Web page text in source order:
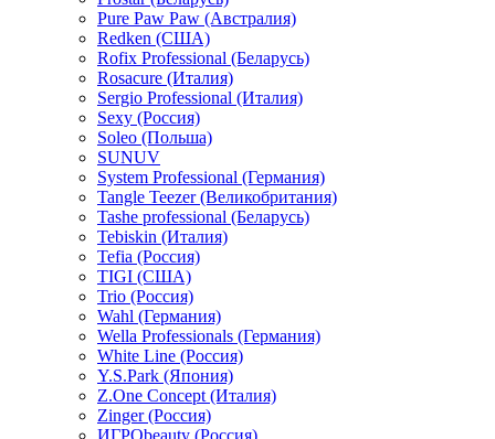
Pure Paw Paw (Австралия)
Redken (США)
Rofix Professional (Беларусь)
Rosacure (Италия)
Sergio Professional (Италия)
Sexy (Россия)
Soleo (Польша)
SUNUV
System Professional (Германия)
Tangle Teezer (Великобритания)
Tashe professional (Беларусь)
Tebiskin (Италия)
Tefia (Россия)
TIGI (США)
Trio (Россия)
Wahl (Германия)
Wella Professionals (Германия)
White Line (Россия)
Y.S.Park (Япония)
Z.One Concept (Италия)
Zinger (Россия)
ИГРОbeauty (Россия)